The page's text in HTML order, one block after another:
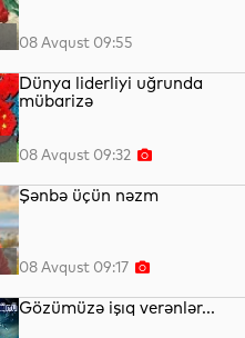
08 Avqust 09:55
Dünya liderliyi uğrunda
mübarizə
08 Avqust 09:32
Şənbə üçün nəzm
08 Avqust 09:17
Gözümüzə işıq verənlər...